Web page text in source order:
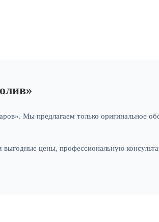
Мы предлагаем только оригинальное
цены, профессиональную